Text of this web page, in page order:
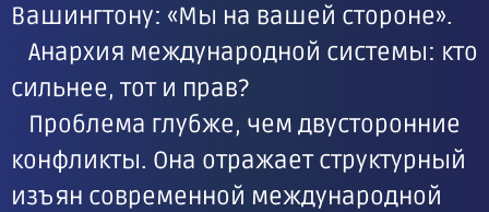
Вашингтону: «Мы на вашей стороне».
Анархия международной системы: кто
сильнее, тот и прав?
Проблема глубже, чем двусторонние
конфликты. Она отражает структурный
изъян современной международной